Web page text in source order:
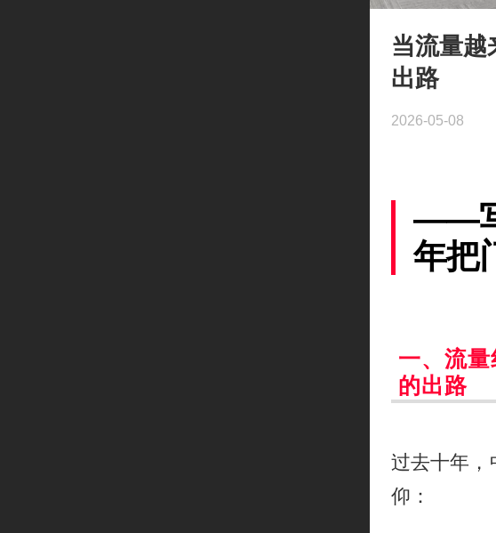
当流量越
出路
2026-05-08
——
年把
一、流
的出路
过去十年，
仰：